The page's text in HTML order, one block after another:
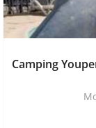
Camping